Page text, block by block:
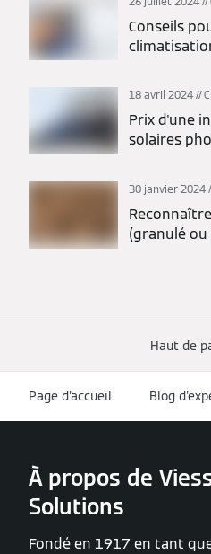
Conseils
18 avril 2024
Prix d'une
solaires
30 janvier 2024
(granulé
Haut de
Page d'accueil Blog
À propos de
Solutions
Fondé en 1917 en tant